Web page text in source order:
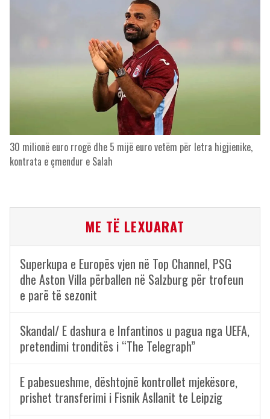
30 milionë euro rrogë dhe 5 mijë euro vetëm për letra higjienike,
kontrata e çmendur e Salah
ME TË LEXUARAT
Superkupa e Europës vjen në Top Channel, PSG
dhe Aston Villa përballen në Salzburg për trofeun
e parë të sezonit
Skandal/ E dashura e Infantinos u pagua nga UEFA,
pretendimi tronditës i “The Telegraph”
E pabesueshme, dështojnë kontrollet mjekësore,
prishet transferimi i Fisnik Asllanit te Leipzig